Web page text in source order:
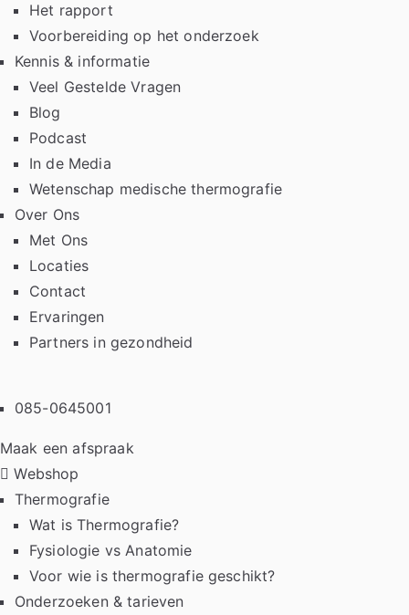
Het rapport
Voorbereiding op het onderzoek
Kennis & informatie
Veel Gestelde Vragen
Blog
Podcast
In de Media
Wetenschap medische thermografie
Over Ons
Met Ons
Locaties
Contact
Ervaringen
Partners in gezondheid
085-0645001
Maak een afspraak
Webshop
Thermografie
Wat is Thermografie?
Fysiologie vs Anatomie
Voor wie is thermografie geschikt?
Onderzoeken & tarieven